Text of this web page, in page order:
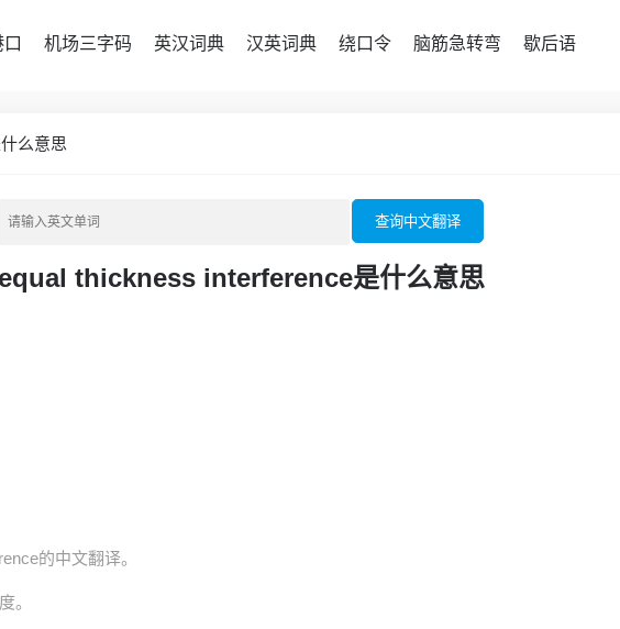
机场三字码 英汉词典 汉英词典 绕口令 脑筋急转弯 歇后语
么意思
查询中文翻译
equal thickness interference是什么意思
的中文翻译。
。